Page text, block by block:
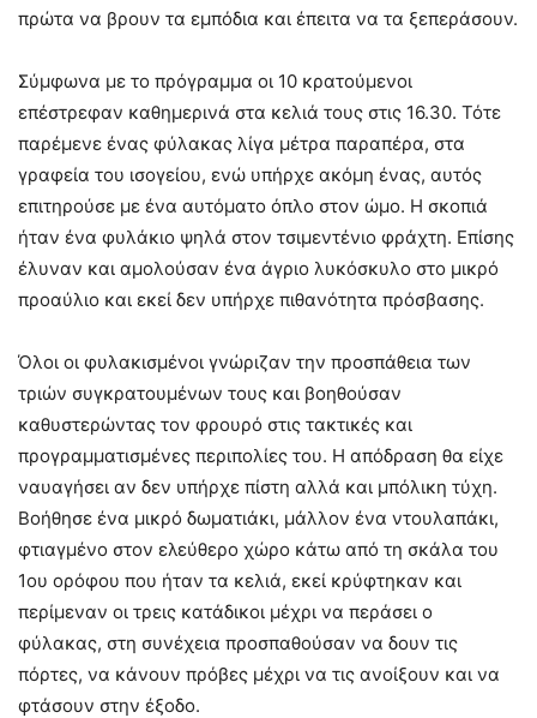
πρώτα να βρουν τα εμπόδια και έπειτα να τα ξεπεράσουν.
Σύμφωνα με το πρόγραμμα οι 10 κρατούμενοι
επέστρεφαν καθημερινά στα κελιά τους στις 16.30. Τότε
παρέμενε ένας φύλακας λίγα μέτρα παραπέρα, στα
γραφεία του ισογείου, ενώ υπήρχε ακόμη ένας, αυτός
επιτηρούσε με ένα αυτόματο όπλο στον ώμο. Η σκοπιά
ήταν ένα φυλάκιο ψηλά στον τσιμεντένιο φράχτη. Επίσης
έλυναν και αμολούσαν ένα άγριο λυκόσκυλο στο μικρό
προαύλιο και εκεί δεν υπήρχε πιθανότητα πρόσβασης.
Όλοι οι φυλακισμένοι γνώριζαν την προσπάθεια των
τριών συγκρατουμένων τους και βοηθούσαν
καθυστερώντας τον φρουρό στις τακτικές και
προγραμματισμένες περιπολίες του. Η απόδραση θα είχε
ναυαγήσει αν δεν υπήρχε πίστη αλλά και μπόλικη τύχη.
Βοήθησε ένα μικρό δωματιάκι, μάλλον ένα ντουλαπάκι,
φτιαγμένο στον ελεύθερο χώρο κάτω από τη σκάλα του
1ου ορόφου που ήταν τα κελιά, εκεί κρύφτηκαν και
περίμεναν οι τρεις κατάδικοι μέχρι να περάσει ο
φύλακας, στη συνέχεια προσπαθούσαν να δουν τις
πόρτες, να κάνουν πρόβες μέχρι να τις ανοίξουν και να
φτάσουν στην έξοδο.